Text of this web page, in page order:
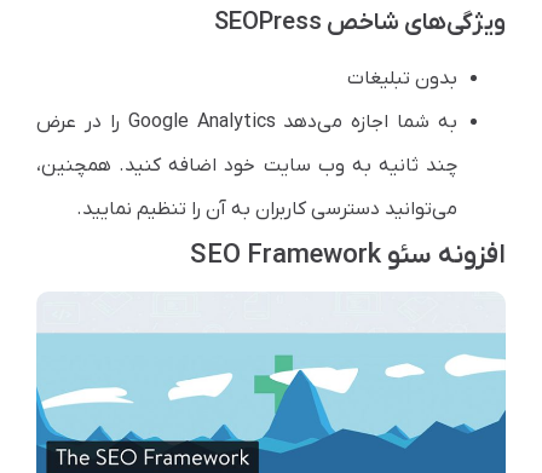
ویژگی‌های شاخص SEOPress
بدون تبلیغات
به شما اجازه می‌دهد Google Analytics را در عرض
چند ثانیه به وب سایت خود اضافه کنید. همچنین،
می‌توانید دسترسی کاربران به آن را تنظیم نمایید.
افزونه سئو SEO Framework